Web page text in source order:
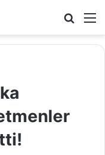
Ara